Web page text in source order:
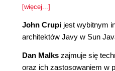
[więcej...]
John Crupi jest wybitnym
architektów Javy w Sun
Dan Malks zajmuje się
oraz ich zastosowaniem w